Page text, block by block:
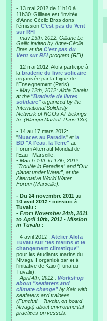
- 13 mai 2012 de 11h10 à
11h30: Gilliane est l'invitée
d'Anne Cécile Bras dans
l'émission C'est pas du Vent
sur RFI
- may 13th, 2012: Gilliane Le
Gallic invited by Anne-Cécile
Bras at the C'est pas du
Vent sur RFI program (RFI)
- 12 mai 2012: Alofa participe à
la braderie du livre solidaire
organisée par la Ligue de
l'Enseignement (Paris)
- May 12th, 2012: Alofa Tuvalu
at the "Braderie de livres
solidaire"organized by the
International Solidarity
Network of NGOs AT belongs
to. (Blanqui Market, Paris 13e)
- 14 au 17 mars 2012:
"Nuages au Paradis" et la
BD "A l'eau, la Terre" au
Forum Alternatif Mondial de
l'Eau - Marseille.
- March 14th to 17th, 2012:
"Trouble in Paradise” and “Our
planet under Water”, at the
Alternative World Water
Forum (Marseille).
- Du 24 novembre 2011 au
10 avril 2012 - mission à
Tuvalu :
- From November 24th, 2011
to April 10th, 2012 - Mission
in Tuvalu :
- 4 avril 2012 : Atelier Alofa
Tuvalu sur "les marins et le
changement climatique"
pour les étudiants marins du
Nivaga II organisé par et à
l'initiative de Kaio (Funafuti -
Tuvalu).
- April 4th, 2012 : Workshop
about "seafarers and
climate change"by Kaio with
seafarers and trainees
(Funafuti – Tuvalu, on board
Nivaga) about environmental
practices on vessels.